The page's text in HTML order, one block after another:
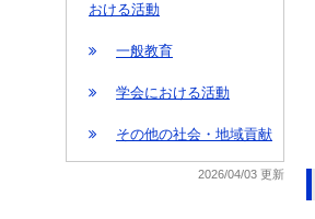
おける活動
一般教育
学会における活動
その他の社会・地域貢献
2026/04/03 更新